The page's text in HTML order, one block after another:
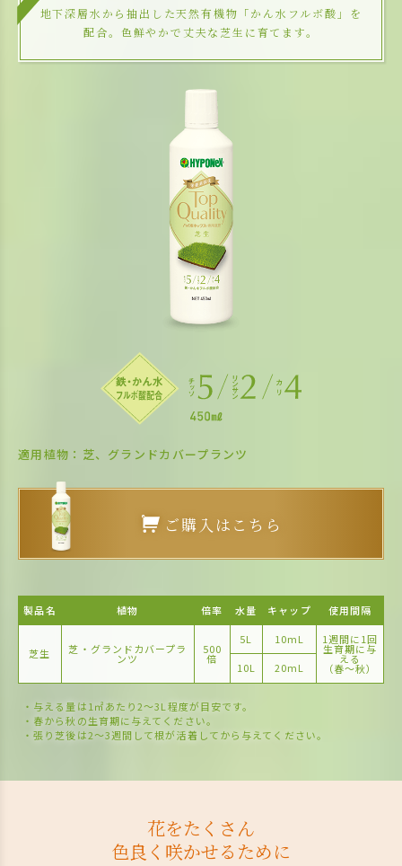
地下深層水から抽出した天然有機物「かん水フルボ酸」を
配合。色鮮やかで丈夫な芝生に育てます。
適用植物：芝、グランドカバープランツ
ご購入はこちら
製品名 植物 倍率 水量 キャップ 使用間隔
芝生 芝・グランドカバープラ
ンツ
500
倍
5L 10mL 1週間に1回
生育期に与
える
（春〜秋）
10L 20mL
・与える量は1㎡あたり2〜3L程度が目安です。
・春から秋の生育期に与えてください。
・張り芝後は2〜3週間して根が活着してから与えてください。
花をたくさん
色良く咲かせるために